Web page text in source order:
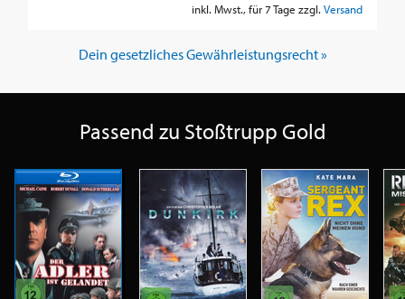
inkl. Mwst., für 7 Tage zzgl. Versand
Dein gesetzliches Gewährleistungsrecht »
Passend zu Stoßtrupp Gold